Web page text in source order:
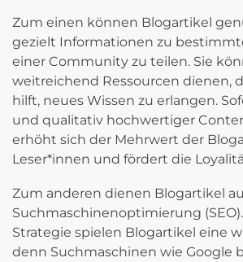
Zum einen können Blogartikel
gezielt Informationen zu
einer Community zu teilen. Sie
weitreichend Ressourcen dienen,
hilft, neues Wissen zu erlangen.
und qualitativ hochwertiger
erhöht sich der Mehrwert der
Leser*innen und fördert die
Zum anderen dienen Blogartikel
Suchmaschinenoptimierung
Strategie spielen Blogartikel eine
denn Suchmaschinen wie Google